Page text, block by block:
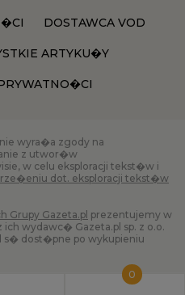
0
DOSTAWCA VOD
ARTYKU�Y
wyra�a zgody na
z utwor�w
w celu eksploracji tekst�w i
dot. eksploracji tekst�w
Grupy Gazeta.pl prezentujemy w
wydawc� Gazeta.pl sp. z o.o.
s� dost�pne po wykupieniu